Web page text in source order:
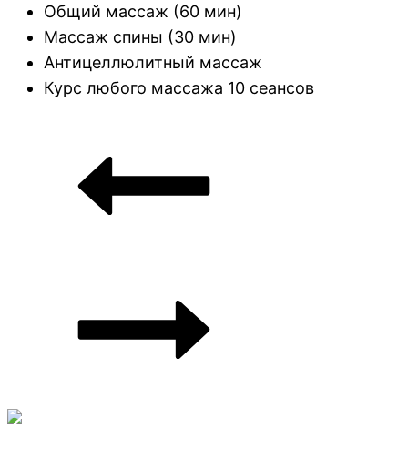
Общий массаж (60 мин)
Массаж спины (30 мин)
Антицеллюлитный массаж
Курс любого массажа 10 сеансов